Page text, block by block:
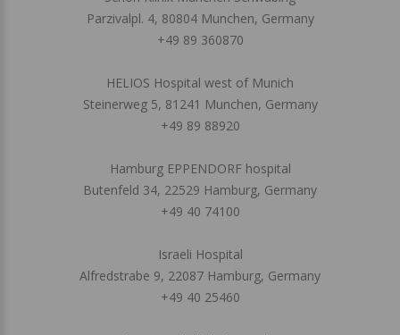
Parzivalpl. 4, 80804 Munchen, Germany
+49 89 360870
HELIOS Hospital west of Munich
Steinerweg 5, 81241 Munchen, Germany
+49 89 88920
Hamburg EPPENDORF hospital
Butenfeld 34, 22529 Hamburg, Germany
+49 40 74100
Israeli Hospital
Alfredstrabe 9, 22087 Hamburg, Germany
+49 40 25460